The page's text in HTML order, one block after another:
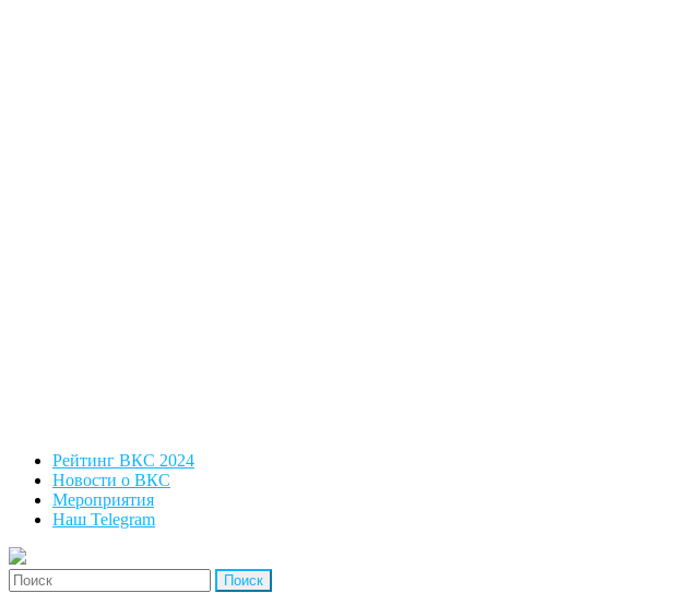
Рейтинг ВКС 2024
Новости о ВКС
Мероприятия
Наш Telegram
'Найти: